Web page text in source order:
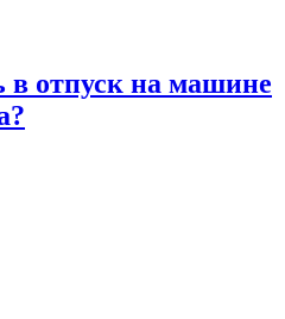
в отпуск на машине